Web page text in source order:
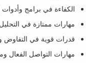
الكفاءة في برامج وأدوات
مهارات ممتازة في
قدرات قوية في التفاوض
مهارات التواصل الفعال